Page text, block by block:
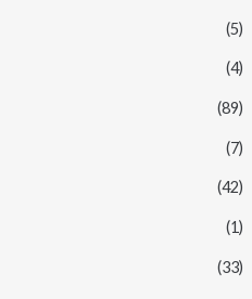
(5)
(4)
(89)
(7)
(42)
(1)
(33)